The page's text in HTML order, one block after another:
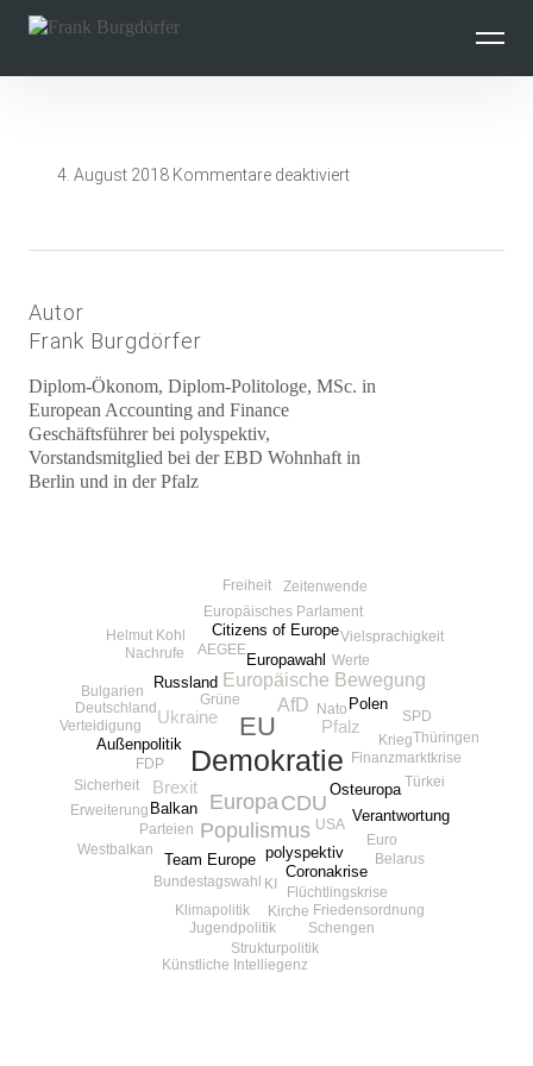
überspringen
4. August 2018 Kommentare deaktiviertfür
Autor
Frank Burgdörfer
Diplom-Ökonom, Diplom-Politologe, MSc. in
European Accounting and Finance
Geschäftsführer bei polyspektiv,
Vorstandsmitglied bei der EBD Wohnhaft in
Berlin und in der Pfalz
Demokratie
EU
Europa CDU
Populismus
AfD
Europäische Bewegung
Ukraine
Brexit
Pfalz
Osteuropa
polyspektiv
Europawahl
Team Europe
Russland
Balkan
Coronakrise
Außenpolitik
Citizens of Europe
Polen
Verantwortung
FDP Finanzmarktkrise
Flüchtlingskrise
Bundestagswahl
Werte
Euro
Krieg
Parteien USA
Klimapolitik
Nachrufe
SPD
Deutschland
Europäisches Parlament
Grüne
Helmut Kohl
Jugendpolitik
Kirche
Sicherheit
Strukturpolitik
Türkei
Vielsprachigkeit
AEGEE
Belarus
Bulgarien
Erweiterung
Freiheit
Friedensordnung
KI
Künstliche Intelliegenz
Nato
Schengen
Thüringen
Verteidigung
Westbalkan
Zeitenwende